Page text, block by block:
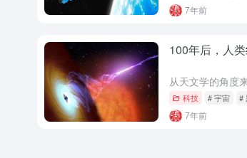
7年前
100年后，人
科技 # 宇宙 #
7年前